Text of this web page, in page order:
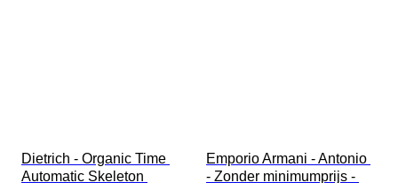
Dietrich - Organic Time
Automatic Skeleton
Emporio Armani - Antonio
- Zonder minimumprijs -